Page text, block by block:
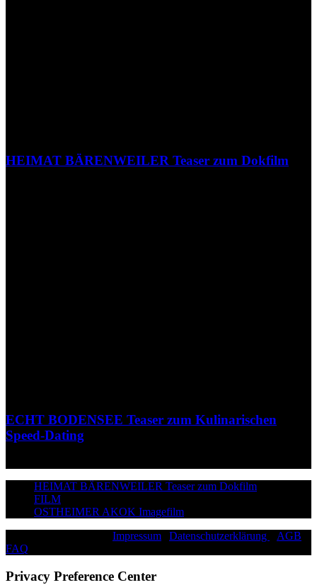
HEIMAT BÄRENWEILER Teaser zum Dokfilm
ECHT BODENSEE Teaser zum Kulinarischen
Speed-Dating
HEIMAT BÄRENWEILER Teaser zum Dokfilm
FILM
OSTHEIMER AKOK Imagefilm
Impressum Datenschutzerklärung AGB
FAQ
Privacy Preference Center